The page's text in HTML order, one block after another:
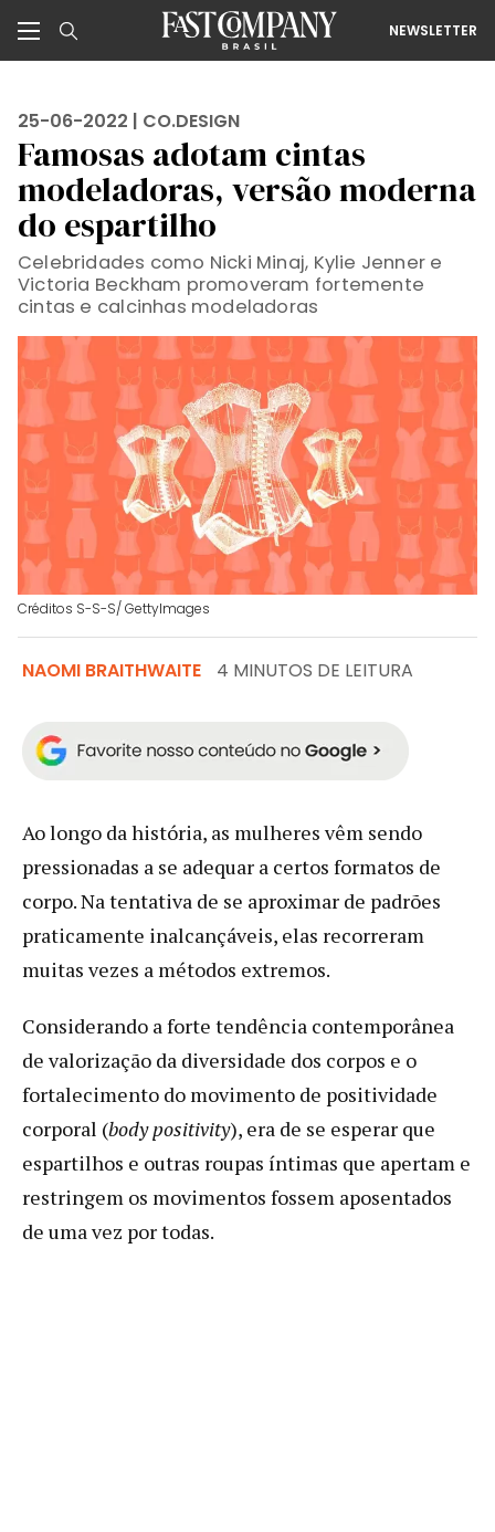
NEWSLETTER
25-06-2022 | CO.DESIGN
Famosas adotam cintas
modeladoras, versão moderna
do espartilho
Celebridades como Nicki Minaj, Kylie Jenner e
Victoria Beckham promoveram fortemente
cintas e calcinhas modeladoras
Créditos S-S-S/ GettyImages
NAOMI BRAITHWAITE 4 MINUTOS DE LEITURA
Ao longo da história, as mulheres vêm sendo
pressionadas a se adequar a certos formatos de
corpo. Na tentativa de se aproximar de padrões
praticamente inalcançáveis, elas recorreram
muitas vezes a métodos extremos.
Considerando a forte tendência contemporânea
de valorização da diversidade dos corpos e o
fortalecimento do movimento de positividade
corporal (body positivity), era de se esperar que
espartilhos e outras roupas íntimas que apertam e
restringem os movimentos fossem aposentados
de uma vez por todas.